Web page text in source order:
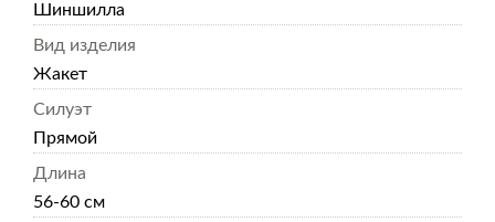
Шиншилла
Вид изделия
Жакет
Силуэт
Прямой
Длина
56-60 см